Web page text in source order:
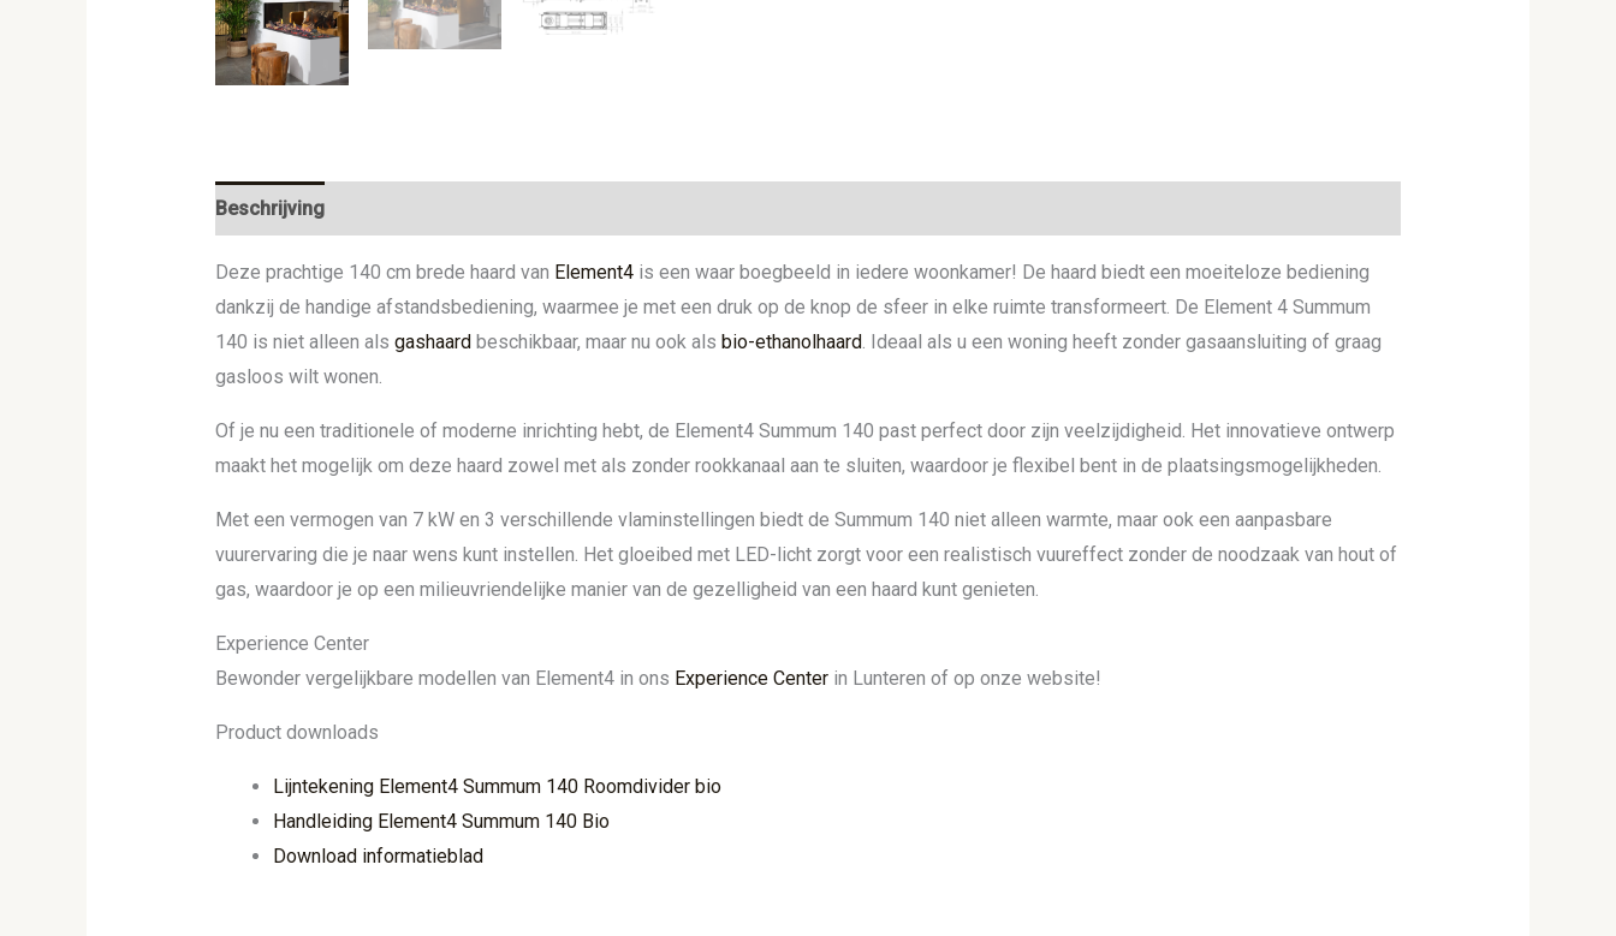
Beschrijving
Deze prachtige 140 cm brede haard van Element4is een waar boegbeeld in iedere woonkamer! De haard biedt een moeiteloze bediening
dankzij de handige afstandsbediening, waarmee je met een druk op de knop de sfeer in elke ruimte transformeert. De Element 4 Summum
140 is niet alleen als gashaard beschikbaar, maar nu ook als bio-ethanolhaard. Ideaal als u een woning heeft zonder gasaansluiting of graag
gasloos wilt wonen.
Of je nu een traditionele of moderne inrichting hebt, de Element4 Summum 140 past perfect door zijn veelzijdigheid. Het innovatieve ontwerp
maakt het mogelijk om deze haard zowel met als zonder rookkanaal aan te sluiten, waardoor je flexibel bent in de plaatsingsmogelijkheden.
Met een vermogen van 7 kW en 3 verschillende vlaminstellingen biedt de Summum 140 niet alleen warmte, maar ook een aanpasbare
vuurervaring die je naar wens kunt instellen. Het gloeibed met LED-licht zorgt voor een realistisch vuureffect zonder de noodzaak van hout of
gas, waardoor je op een milieuvriendelijke manier van de gezelligheid van een haard kunt genieten.
Experience Center
Bewonder vergelijkbare modellen van Element4 in ons Experience Centerin Lunteren of op onze website!
Product downloads
Lijntekening Element4 Summum 140 Roomdivider bio
Handleiding Element4 Summum 140 Bio
Download informatieblad